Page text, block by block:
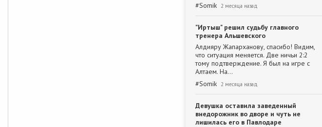
#Somik 2 месяца назад
"Иртыш" решил судьбу главного
тренера Альшевского
Алдияру Жапарханову, спасибо! Видим,
что ситуация меняется. Две ничьи 2:2
тому подтверждение. Я был на игре с
Алтаем. На…
#Somik 2 месяца назад
Девушка оставила заведенный
внедорожник во дворе и чуть не
лишилась его в Павлодаре